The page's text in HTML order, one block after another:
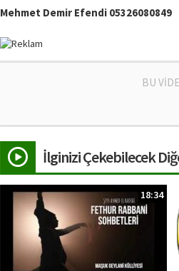
Mehmet Demir Efendi 05326080849
BU
İlginizi Çekebilecek
18:34